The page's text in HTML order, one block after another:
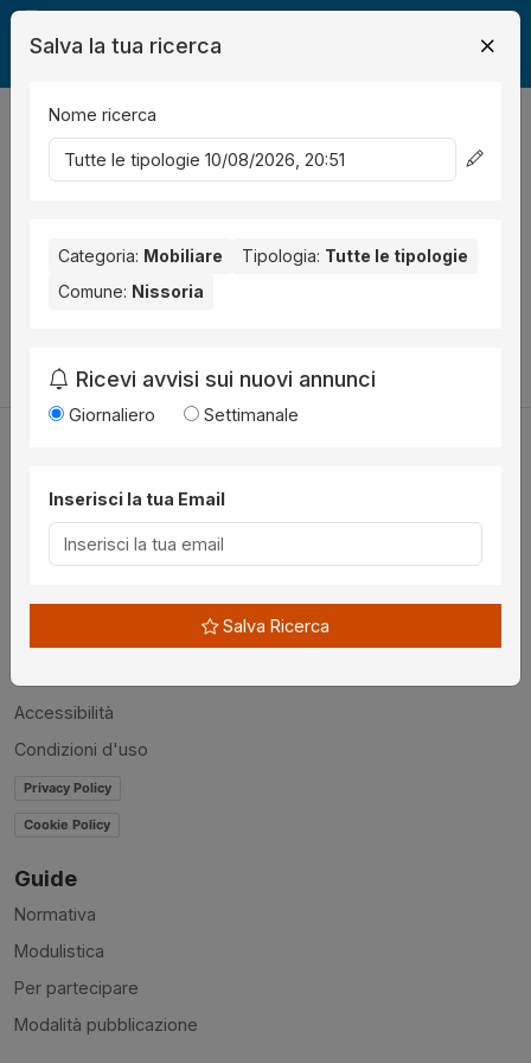
Legalmente Mobili
risultati Ordina per
risultato per la Provincia selezionata:Enna.
Prova a modificare i parametri di ricerca:
Utilità
Chi siamo
Disclaimer
Accessibilità
Condizioni d'uso
Privacy Policy
Cookie Policy
Guide
Normativa
Modulistica
Per partecipare
Modalità pubblicazione
Salva la tua ricerca
Nome ricerca
Categoria: Mobiliare Tipologia: Tutte le tipologie
Comune: Nissoria
Ricevi avvisi sui nuovi annunci
Giornaliero Settimanale
Inserisci la tua Email
Salva Ricerca